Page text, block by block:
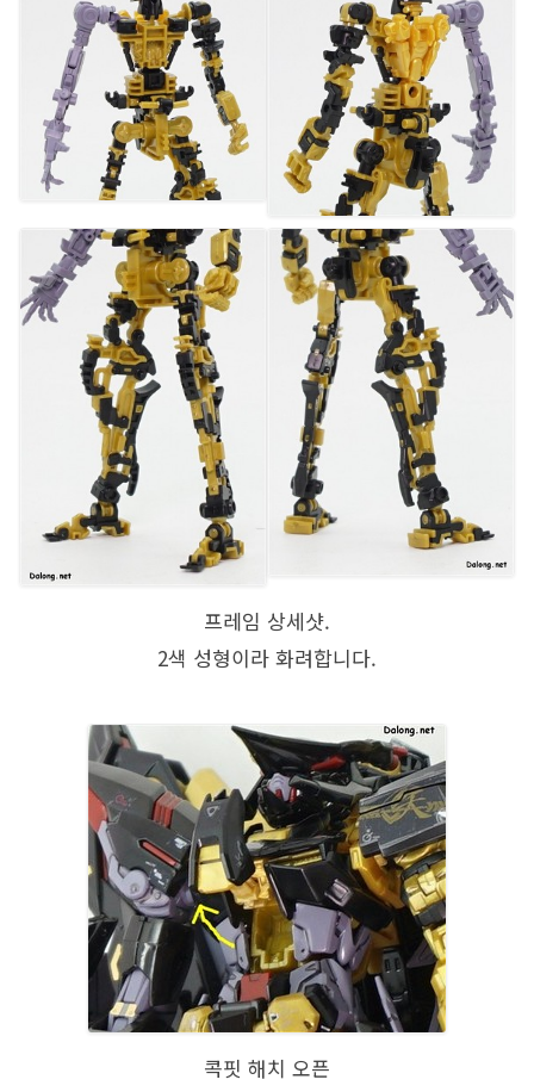
프레임 상세샷.
2색 성형이라 화려합니다.
콕핏 해치 오픈